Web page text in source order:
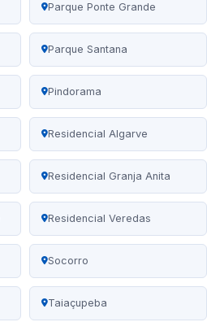
Parque Ponte Grande
Parque Santana
Pindorama
Residencial Algarve
Residencial Granja Anita
Residencial Veredas
Socorro
Taiaçupeba